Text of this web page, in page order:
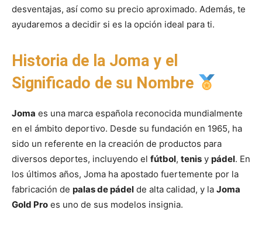
desventajas, así como su precio aproximado. Además, te
ayudaremos a decidir si es la opción ideal para ti.
Historia de la Joma y el
Significado de su Nombre
Joma es una marca española reconocida mundialmente
en el ámbito deportivo. Desde su fundación en 1965, ha
sido un referente en la creación de productos para
diversos deportes, incluyendo el fútbol, tenis y pádel. En
los últimos años, Joma ha apostado fuertemente por la
fabricación de palas de pádel de alta calidad, y la Joma
Gold Pro es uno de sus modelos insignia.